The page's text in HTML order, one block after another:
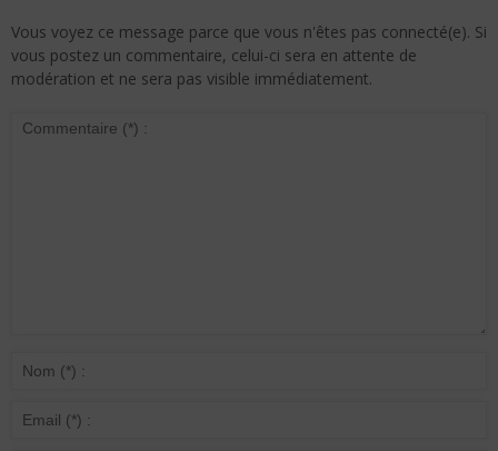
Vous voyez ce message parce que vous n'êtes pas connecté(e). Si
vous postez un commentaire, celui-ci sera en attente de
modération et ne sera pas visible immédiatement.